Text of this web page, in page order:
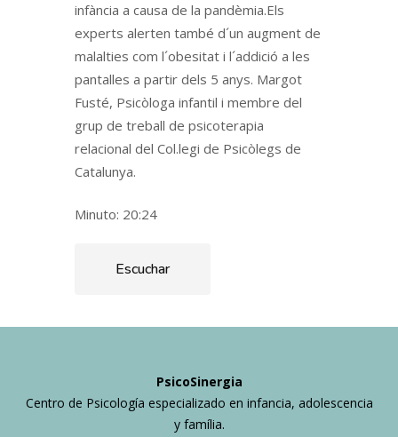
infància a causa de la pandèmia.Els
experts alerten també d´un augment de
malalties com l´obesitat i l´addició a les
pantalles a partir dels 5 anys. Margot
Fusté, Psicòloga infantil i membre del
grup de treball de psicoterapia
relacional del Col.legi de Psicòlegs de
Catalunya.
Minuto: 20:24
Escuchar
PsicoSinergia
Centro de Psicología especializado en infancia, adolescencia
y família.